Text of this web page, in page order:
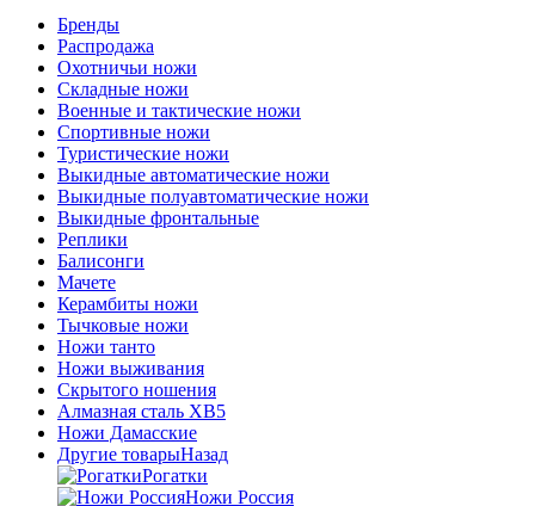
Бренды
Распродажа
Охотничьи ножи
Складные ножи
Военные и тактические ножи
Спортивные ножи
Туристические ножи
Выкидные автоматические ножи
Выкидные полуавтоматические ножи
Выкидные фронтальные
Реплики
Балисонги
Мачете
Керамбиты ножи
Тычковые ножи
Ножи танто
Ножи выживания
Скрытого ношения
Алмазная сталь ХВ5
Ножи Дамасские
Другие товарыНазад
Рогатки
Ножи Россия